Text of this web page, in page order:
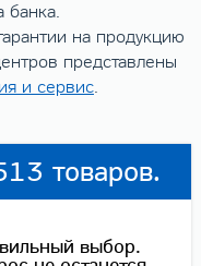
банка.
на продукцию
представлены
и сервис.
товаров.
выбор.